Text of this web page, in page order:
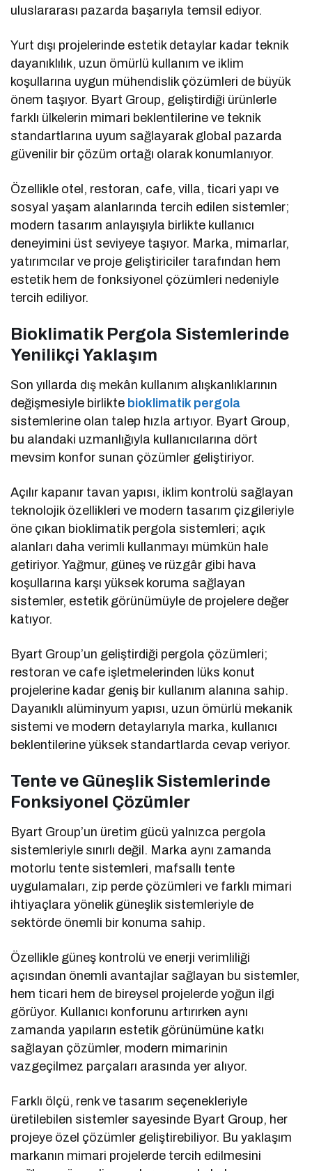
uluslararası pazarda başarıyla temsil ediyor.
Yurt dışı projelerinde estetik detaylar kadar teknik
dayanıklılık, uzun ömürlü kullanım ve iklim
koşullarına uygun mühendislik çözümleri de büyük
önem taşıyor. Byart Group, geliştirdiği ürünlerle
farklı ülkelerin mimari beklentilerine ve teknik
standartlarına uyum sağlayarak global pazarda
güvenilir bir çözüm ortağı olarak konumlanıyor.
Özellikle otel, restoran, cafe, villa, ticari yapı ve
sosyal yaşam alanlarında tercih edilen sistemler;
modern tasarım anlayışıyla birlikte kullanıcı
deneyimini üst seviyeye taşıyor. Marka, mimarlar,
yatırımcılar ve proje geliştiriciler tarafından hem
estetik hem de fonksiyonel çözümleri nedeniyle
tercih ediliyor.
Bioklimatik Pergola Sistemlerinde
Yenilikçi Yaklaşım
Son yıllarda dış mekân kullanım alışkanlıklarının
değişmesiyle birlikte bioklimatik pergola
sistemlerine olan talep hızla artıyor. Byart Group,
bu alandaki uzmanlığıyla kullanıcılarına dört
mevsim konfor sunan çözümler geliştiriyor.
Açılır kapanır tavan yapısı, iklim kontrolü sağlayan
teknolojik özellikleri ve modern tasarım çizgileriyle
öne çıkan bioklimatik pergola sistemleri; açık
alanları daha verimli kullanmayı mümkün hale
getiriyor. Yağmur, güneş ve rüzgâr gibi hava
koşullarına karşı yüksek koruma sağlayan
sistemler, estetik görünümüyle de projelere değer
katıyor.
Byart Group’un geliştirdiği pergola çözümleri;
restoran ve cafe işletmelerinden lüks konut
projelerine kadar geniş bir kullanım alanına sahip.
Dayanıklı alüminyum yapısı, uzun ömürlü mekanik
sistemi ve modern detaylarıyla marka, kullanıcı
beklentilerine yüksek standartlarda cevap veriyor.
Tente ve Güneşlik Sistemlerinde
Fonksiyonel Çözümler
Byart Group’un üretim gücü yalnızca pergola
sistemleriyle sınırlı değil. Marka aynı zamanda
motorlu tente sistemleri, mafsallı tente
uygulamaları, zip perde çözümleri ve farklı mimari
ihtiyaçlara yönelik güneşlik sistemleriyle de
sektörde önemli bir konuma sahip.
Özellikle güneş kontrolü ve enerji verimliliği
açısından önemli avantajlar sağlayan bu sistemler,
hem ticari hem de bireysel projelerde yoğun ilgi
görüyor. Kullanıcı konforunu artırırken aynı
zamanda yapıların estetik görünümüne katkı
sağlayan çözümler, modern mimarinin
vazgeçilmez parçaları arasında yer alıyor.
Farklı ölçü, renk ve tasarım seçenekleriyle
üretilebilen sistemler sayesinde Byart Group, her
projeye özel çözümler geliştirebiliyor. Bu yaklaşım
markanın mimari projelerde tercih edilmesini